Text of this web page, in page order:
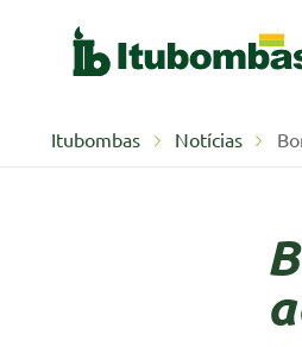
Itubombas Notícias